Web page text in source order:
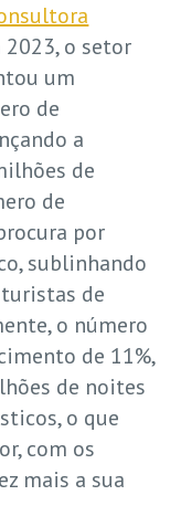
o setor
um
de
a
de
de
por
sublinhando
de
o número
de 11%,
de noites
o que
com os
mais a sua